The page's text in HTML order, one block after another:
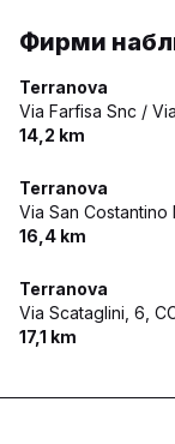
Фирми
Terranova
Via Farfisa Snc /
14,2 km
Terranova
Via San Costantino
16,4 km
Terranova
Via Scataglini, 6,
17,1 km